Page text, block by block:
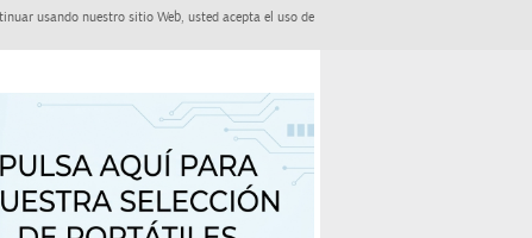
usando nuestro sitio Web, usted acepta el uso de